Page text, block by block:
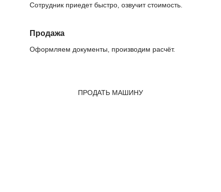
Сотрудник приедет быстро, озвучит стоимость.
Продажа
Оформляем документы, производим расчёт.
ПРОДАТЬ МАШИНУ